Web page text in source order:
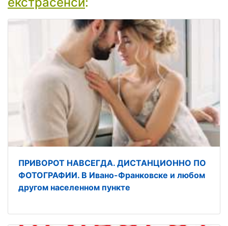
ПРИВОРОТ НАВСЕГДА. ДИСТАНЦИОННО ПО
ФОТОГРАФИИ. В Ивано-Франковске и любом
другом населенном пункте